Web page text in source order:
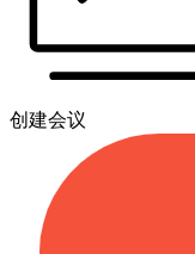
创建会议